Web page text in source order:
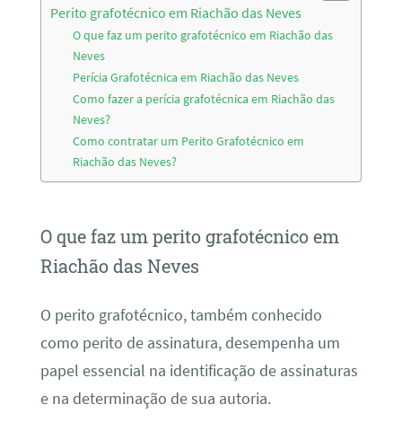
Perito grafotécnico em Riachão das Neves
O que faz um perito grafotécnico em Riachão das
Neves
Perícia Grafotécnica em Riachão das Neves
Como fazer a perícia grafotécnica em Riachão das
Neves?
Como contratar um Perito Grafotécnico em
Riachão das Neves?
O que faz um perito grafotécnico em
Riachão das Neves
O perito grafotécnico, também conhecido
como perito de assinatura, desempenha um
papel essencial na identificação de assinaturas
e na determinação de sua autoria.